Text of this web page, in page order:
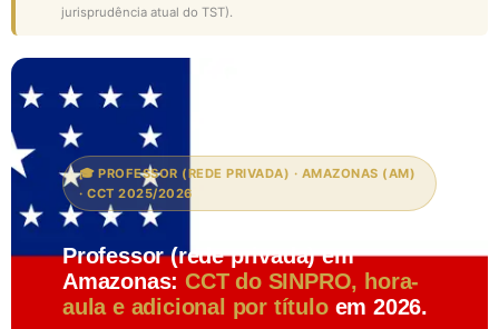
jurisprudência atual do TST).
🎓 PROFESSOR (REDE PRIVADA) · AMAZONAS (AM)
· CCT 2025/2026
Professor (rede privada) em
Amazonas:CCT do SINPRO, hora-
aula e adicional por títuloem 2026.